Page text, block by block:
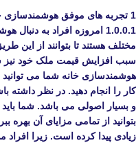
1 تجربه‌ های موفق هوشمندسازی
1.0.0.1 امروزه افراد به دنبال
مختلف هستند تا بتوانند از این
سبب افزایش قیمت ملک خود نیز
هوشمندسازی خانه شما می‌
کار را انجام دهید. در نظر
و بسیار اصولی می‌ باشد. شما باید
بتوانید از تمامی مزایای آن بهره
زیادی پیدا کرده است. زیرا افراد